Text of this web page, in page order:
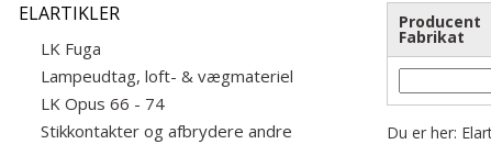
ELARTIKLER
LK Fuga
Lampeudtag, loft- & vægmateriel
LK Opus 66 - 74
Stikkontakter og afbrydere andre
Producent
Fabrikat
Du er her: